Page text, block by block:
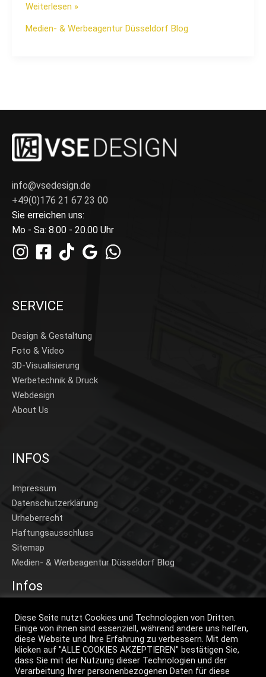
Weiterlesen »
Medien- & Werbeagentur Düsseldorf Blog
info@vsedesign.de
+49(0)176 21 67 23 00
Sie erreichen uns:
Mo - Sa: 8.00 - 20.00 Uhr
SERVICE
Design & Gestaltung
Foto & Video
3D-Visualisierung
Werbetechnik & Druck
Webdesign
About Us
INFOS
Impressum
Datenschutzerklärung
Urheberrecht
Haftungsausschluss
Sitemap
Medien- & Werbeagentur Düsseldorf Blog
Infos
Home
Beispiele A-Z
Beispiele Projekte
Preise
Diese Seite nutzt Cookies und Technologien von Dritten.
Einige von ihnen sind essenziell, während andere uns helfen,
diese Website und Ihre Erfahrung zu verbessern. Mit dem
klicken auf "ALLE COOKIES AKZEPTIEREN" bestätigen Sie,
dass Sie mit der Nutzung dieser Technologien und der
Verarbeitung Ihrer personenbezogenen Daten für diese